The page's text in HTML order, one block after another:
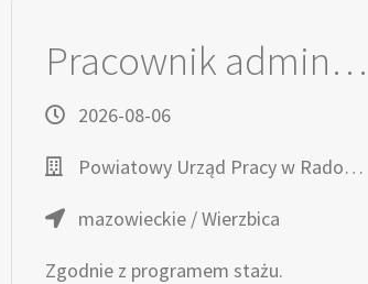
Pracownik administracyjny (k/m)
2026-08-06
Powiatowy Urząd Pracy w Radomiu
mazowieckie / Wierzbica
Zgodnie z programem stażu.